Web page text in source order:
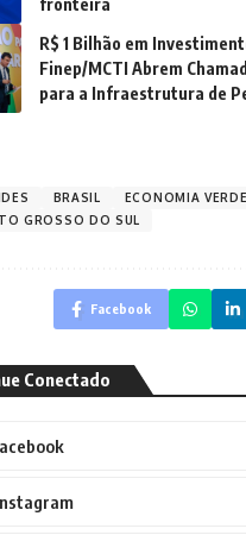
fronteira
R$ 1 Bilhão em
Finep/MCTI Abrem
para a Infraestrutura de
BRASIL ECONOMIA VERDE
GROSSO DO SUL
Facebook
Conectado